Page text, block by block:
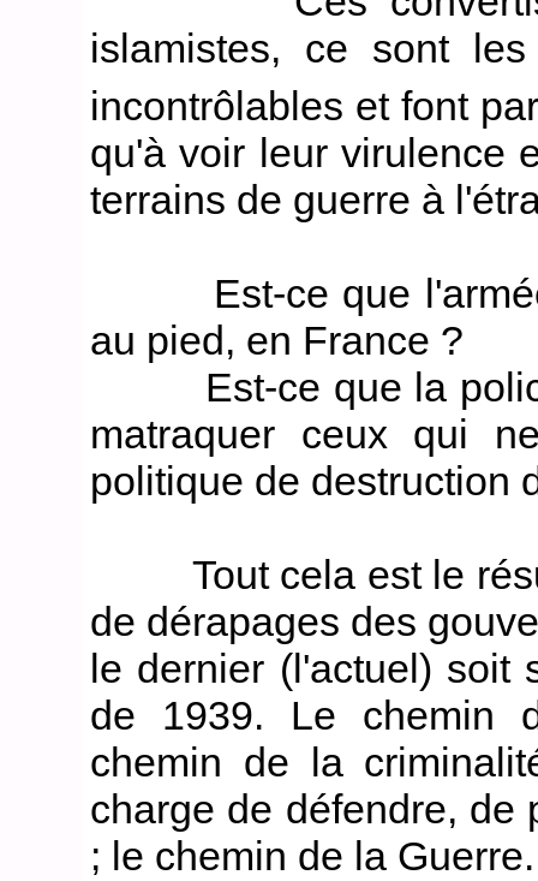
islamistes, ce sont
incontrôlables et font
qu'à voir leur virulence
terrains de guerre à
Est-ce que l'armée
au pied, en France ?
Est-ce que la police
matraquer ceux qui
politique de destruction
Tout cela est le
de dérapages des
le dernier (l'actuel)
de 1939. Le chemin
chemin de la
charge de défendre, de
; le chemin de la Guerre.